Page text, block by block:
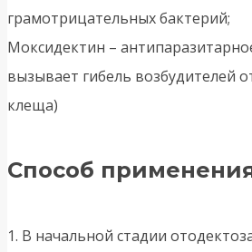
грамотрицательных бактерий;
Моксидектин –
вызывает гибель возбудителей
клеща)
Способ
1. В начальной стадии